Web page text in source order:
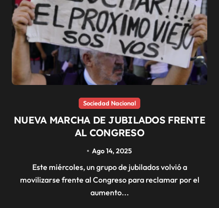
Sociedad Nacional
NUEVA MARCHA DE JUBILADOS FRENTE
AL CONGRESO
Ago 14, 2025
Este miércoles, un grupo de jubilados volvió a
movilizarse frente al Congreso para reclamar por el
aumento...